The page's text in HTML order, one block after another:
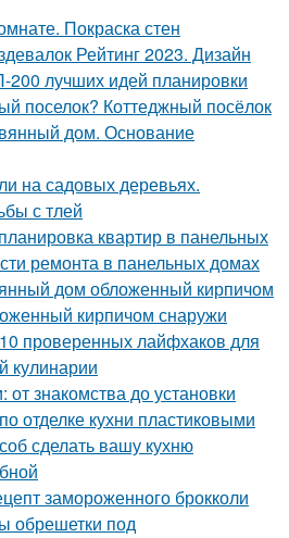
Покраска стен
Рейтинг 2023. Дизайн
200 лучших идей планировки
поселок? Коттеджный посёлок
дом. Основание
на садовых деревьях.
с тлей
квартир в панельных
ремонта в панельных домах
дом обложенный кирпичом
кирпичом снаружи
проверенных лайфхаков для
кулинарии
знакомства до установки
отделке кухни пластиковыми
сделать вашу кухню
замороженного брокколи
обрешетки под